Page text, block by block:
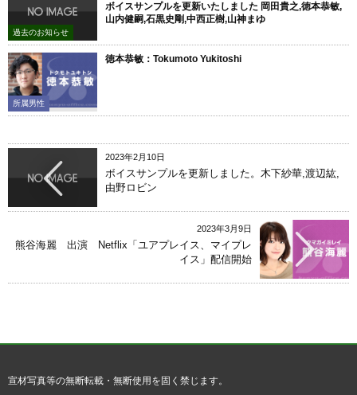
過去のお知らせ
ボイスサンプルを更新いたしました 岡田貴之,徳本恭敏,
山内健嗣,石黒史剛,中西正樹,山神まゆ
所属男性
徳本恭敏：Tokumoto Yukitoshi
2023年2月10日
ボイスサンプルを更新しました。木下紗華,渡辺紘,
由野ロビン
2023年3月9日
熊谷海麗 出演 Netflix「ユアプレイス、マイプレ
イス」配信開始
宣材写真等の無断転載・無断使用を固く禁じます。